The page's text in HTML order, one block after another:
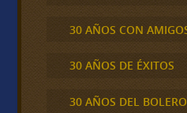
30 AÑOS CON
30 AÑOS DE ÉXITOS
30 AÑOS DEL